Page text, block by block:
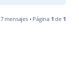
r
7 mensajes • Página 1 de 1